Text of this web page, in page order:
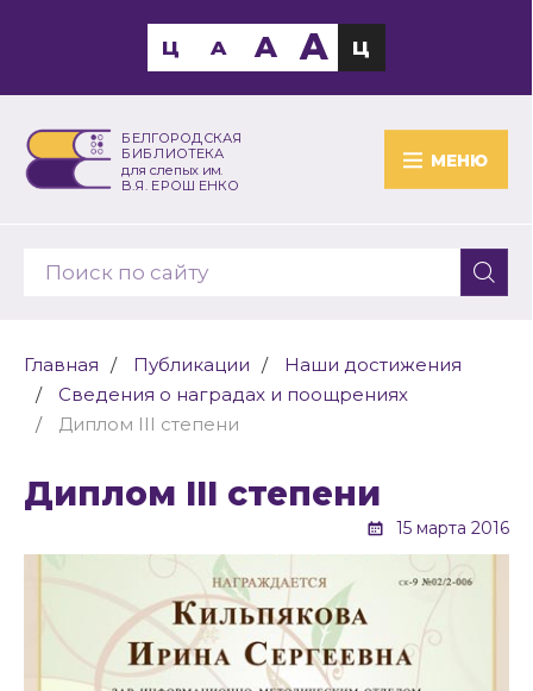
БЕЛГОРОДСКАЯ
БИБЛИОТЕКА
для слепых им.
В.Я. ЕРОШЕНКО
МЕНЮ
Ц A A A Ц
Главная Публикации
Наши достижения
Сведения о наградах и поощрениях
Диплом III степени
Диплом III степени
15 марта 2016